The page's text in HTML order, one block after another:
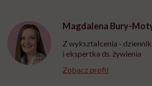
Magdalena Bury-
Z wykształcenia -
i ekspertka ds. żywienia
Zobacz profil